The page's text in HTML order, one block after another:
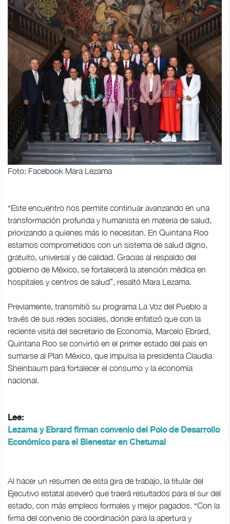
Foto: Facebook Mara Lezama
“Este encuentro nos permite continuar avanzando en una
transformación profunda y humanista en materia de salud,
priorizando a quienes más lo necesitan. En Quintana Roo
estamos comprometidos con un sistema de salud digno,
gratuito, universal y de calidad. Gracias al respaldo del
gobierno de México, se fortalecerá la atención médica en
hospitales y centros de salud”, resaltó Mara Lezama.
Previamente, transmitió su programa La Voz del Pueblo a
través de sus redes sociales, donde enfatizó que con la
reciente visita del secretario de Economía, Marcelo Ebrard,
Quintana Roo se convirtió en el primer estado del país en
sumarse al Plan México, que impulsa la presidenta Claudia
Sheinbaum para fortalecer el consumo y la economía
nacional.
Lee:
Lezama y Ebrard firman convenio del Polo de Desarrollo
Económico para el Bienestar en Chetumal
Al hacer un resumen de esta gira de trabajo, la titular del
Ejecutivo estatal aseveró que traerá resultados para el sur del
estado, con más empleos formales y mejor pagados. “Con la
firma del convenio de coordinación para la apertura y